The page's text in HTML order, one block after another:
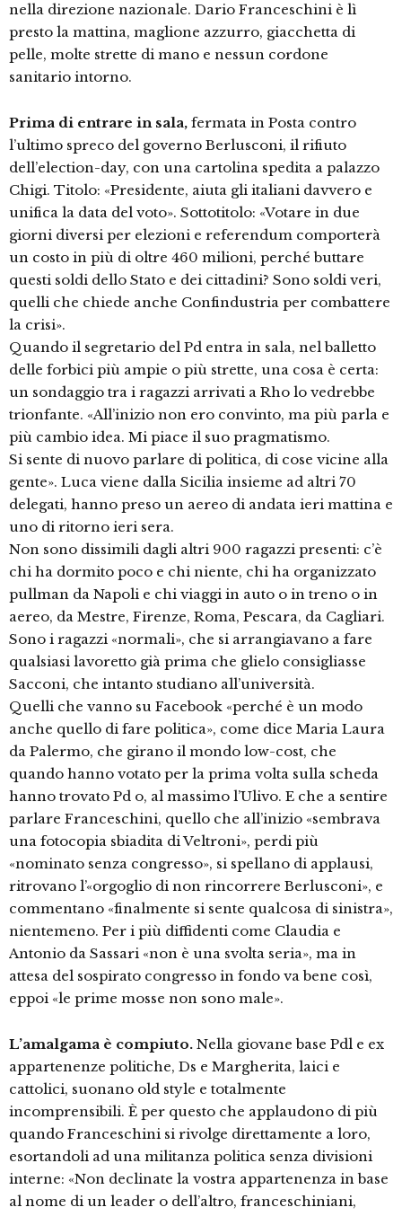
nella direzione nazionale. Dario Franceschini è lì
presto la mattina, maglione azzurro, giacchetta di
pelle, molte strette di mano e nessun cordone
sanitario intorno.
Prima di entrare in sala, fermata in Posta contro
l’ultimo spreco del governo Berlusconi, il rifiuto
dell’election-day, con una cartolina spedita a palazzo
Chigi. Titolo: «Presidente, aiuta gli italiani davvero e
unifica la data del voto». Sottotitolo: «Votare in due
giorni diversi per elezioni e referendum comporterà
un costo in più di oltre 460 milioni, perché buttare
questi soldi dello Stato e dei cittadini? Sono soldi veri,
quelli che chiede anche Confindustria per combattere
la crisi».
Quando il segretario del Pd entra in sala, nel balletto
delle forbici più ampie o più strette, una cosa è certa:
un sondaggio tra i ragazzi arrivati a Rho lo vedrebbe
trionfante. «All’inizio non ero convinto, ma più parla e
più cambio idea. Mi piace il suo pragmatismo.
Si sente di nuovo parlare di politica, di cose vicine alla
gente». Luca viene dalla Sicilia insieme ad altri 70
delegati, hanno preso un aereo di andata ieri mattina e
uno di ritorno ieri sera.
Non sono dissimili dagli altri 900 ragazzi presenti: c’è
chi ha dormito poco e chi niente, chi ha organizzato
pullman da Napoli e chi viaggi in auto o in treno o in
aereo, da Mestre, Firenze, Roma, Pescara, da Cagliari.
Sono i ragazzi «normali», che si arrangiavano a fare
qualsiasi lavoretto già prima che glielo consigliasse
Sacconi, che intanto studiano all’università.
Quelli che vanno su Facebook «perché è un modo
anche quello di fare politica», come dice Maria Laura
da Palermo, che girano il mondo low-cost, che
quando hanno votato per la prima volta sulla scheda
hanno trovato Pd o, al massimo l’Ulivo. E che a sentire
parlare Franceschini, quello che all’inizio «sembrava
una fotocopia sbiadita di Veltroni», perdi più
«nominato senza congresso», si spellano di applausi,
ritrovano l’«orgoglio di non rincorrere Berlusconi», e
commentano «finalmente si sente qualcosa di sinistra»,
nientemeno. Per i più diffidenti come Claudia e
Antonio da Sassari «non è una svolta seria», ma in
attesa del sospirato congresso in fondo va bene così,
eppoi «le prime mosse non sono male».
L’amalgama è compiuto. Nella giovane base Pdl e ex
appartenenze politiche, Ds e Margherita, laici e
cattolici, suonano old style e totalmente
incomprensibili. È per questo che applaudono di più
quando Franceschini si rivolge direttamente a loro,
esortandoli ad una militanza politica senza divisioni
interne: «Non declinate la vostra appartenenza in base
al nome di un leader o dell’altro, franceschiniani,